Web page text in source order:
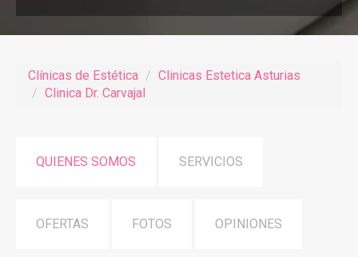
Clínicas de Estética
Clinicas Estetica Asturias
Clinica Dr. Carvajal
QUIENES SOMOS SERVICIOS
OFERTAS FOTOS OPINIONES